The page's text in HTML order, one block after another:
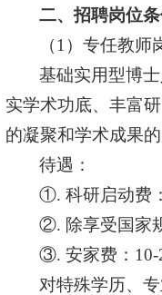
二、招聘岗位
（1）专任教师
基础实用型博
实学术功底、丰富
的凝聚和学术成果
待遇：
①. 科研启动费
②. 除享受国家
③. 安家费：10-
对特殊学历、